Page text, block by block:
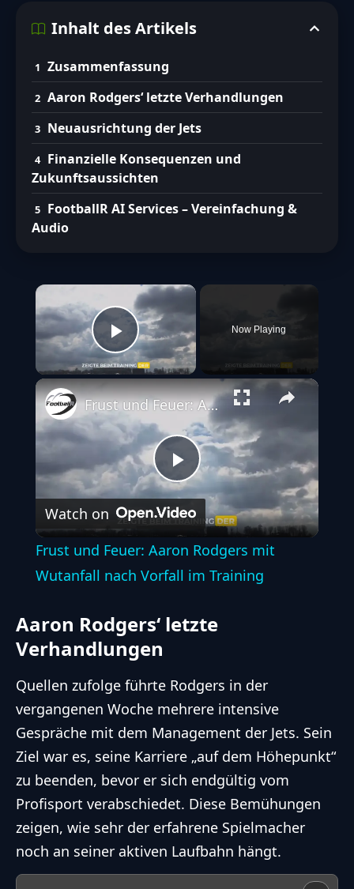
Inhalt des Artikels
Zusammenfassung
Aaron Rodgers‘ letzte Verhandlungen
Neuausrichtung der Jets
Finanzielle Konsequenzen und
Zukunftsaussichten
FootballR AI Services – Vereinfachung &
Audio
×
Play Video
Now Playing
Play
Video
Frust und Feuer: Aaron Rodgers mit Wutanfall nach Vorfall im Training
Watch on
Frust und Feuer: Aaron Rodgers mit
Wutanfall nach Vorfall im Training
Aaron Rodgers‘ letzte
Verhandlungen
Quellen zufolge führte Rodgers in der
vergangenen Woche mehrere intensive
Gespräche mit dem Management der Jets. Sein
Ziel war es, seine Karriere „auf dem Höhepunkt“
zu beenden, bevor er sich endgültig vom
Profisport verabschiedet. Diese Bemühungen
zeigen, wie sehr der erfahrene Spielmacher
noch an seiner aktiven Laufbahn hängt.